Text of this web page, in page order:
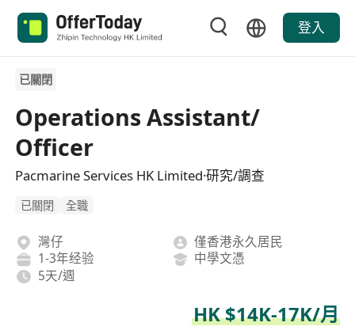
登入
已關閉
Operations Assistant/
Officer
Pacmarine Services HK Limited·研究/調查
已關閉 全職
灣仔
僅香港永久居民
1-3年经验
中學文憑
5天/週
HK $14K-17K/月